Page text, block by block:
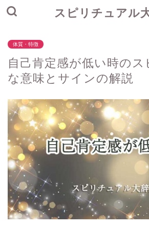
スピリチュアル
体質・特徴
自己肯定感が低い時の
な意味とサインの解説